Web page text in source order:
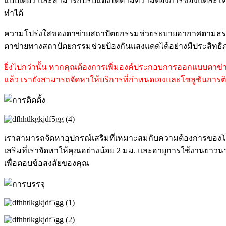
ทำได้
ความโปร่งใสของตาข่ายสถาปัตยกรรมช่วยระบายอากาศตาม
ตาข่ายทางสถาปัตยกรรมช่วยป้องกันแสงแดดได้อย่างมีประสิท
ยิ่งไปกว่านั้น หากคุณต้องการเพิ่มองค์ประกอบการออกแบบตา
แล้ว เรายังสามารถจัดหาให้บริการที่กำหนดเองและโซลูชันกา
เราสามารถจัดหาอุปกรณ์เสริมที่เหมาะสมกับความต้องการขอ
เสริมที่เราจัดหาให้คุณอย่างน้อย 2 มม. และอายุการใช้งานยา
เพื่อตอบข้อสงสัยของคุณ